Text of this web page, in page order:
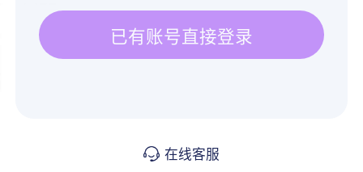
已有账号直接登录
在线客服